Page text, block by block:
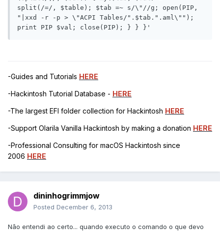
split(/=/, $table); $tab =~ s/\"//g; open(PIP,
"|xxd -r -p > \"ACPI Tables/".$tab.".aml\"");
print PIP $val; close(PIP); } } }'
-Guides and Tutorials HERE
-Hackintosh Tutorial Database - HERE
-The largest EFI folder collection for Hackintosh HERE
-Support Olarila Vanilla Hackintosh by making a donation HERE
-Professional Consulting for macOS Hackintosh since
2006 HERE
dininhogrimmjow
Posted December 6, 2013
Nâo entendi ao certo... quando executo o comando o que devo